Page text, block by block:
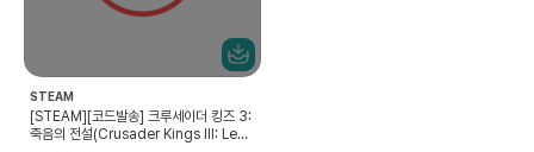
STEAM
[STEAM][코드발송] 크루세이더 킹즈 3:
죽음의 전설(Crusader Kings III: Lege